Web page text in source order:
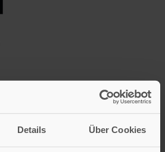
Details Über Cookies